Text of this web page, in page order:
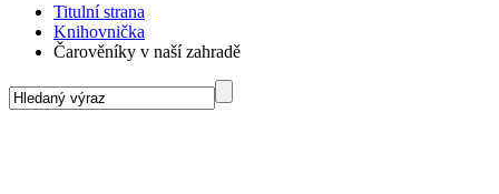
Titulní strana
Knihovnička
Čarověníky v naší zahradě